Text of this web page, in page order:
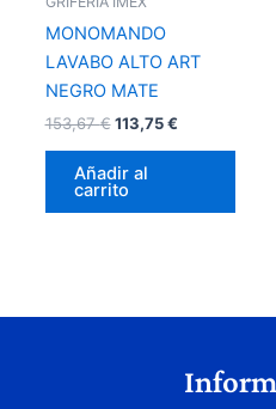
MONOMANDO
LAVABO ALTO ART
NEGRO MATE
153,67€ 113,75€
Añadir al
carrito